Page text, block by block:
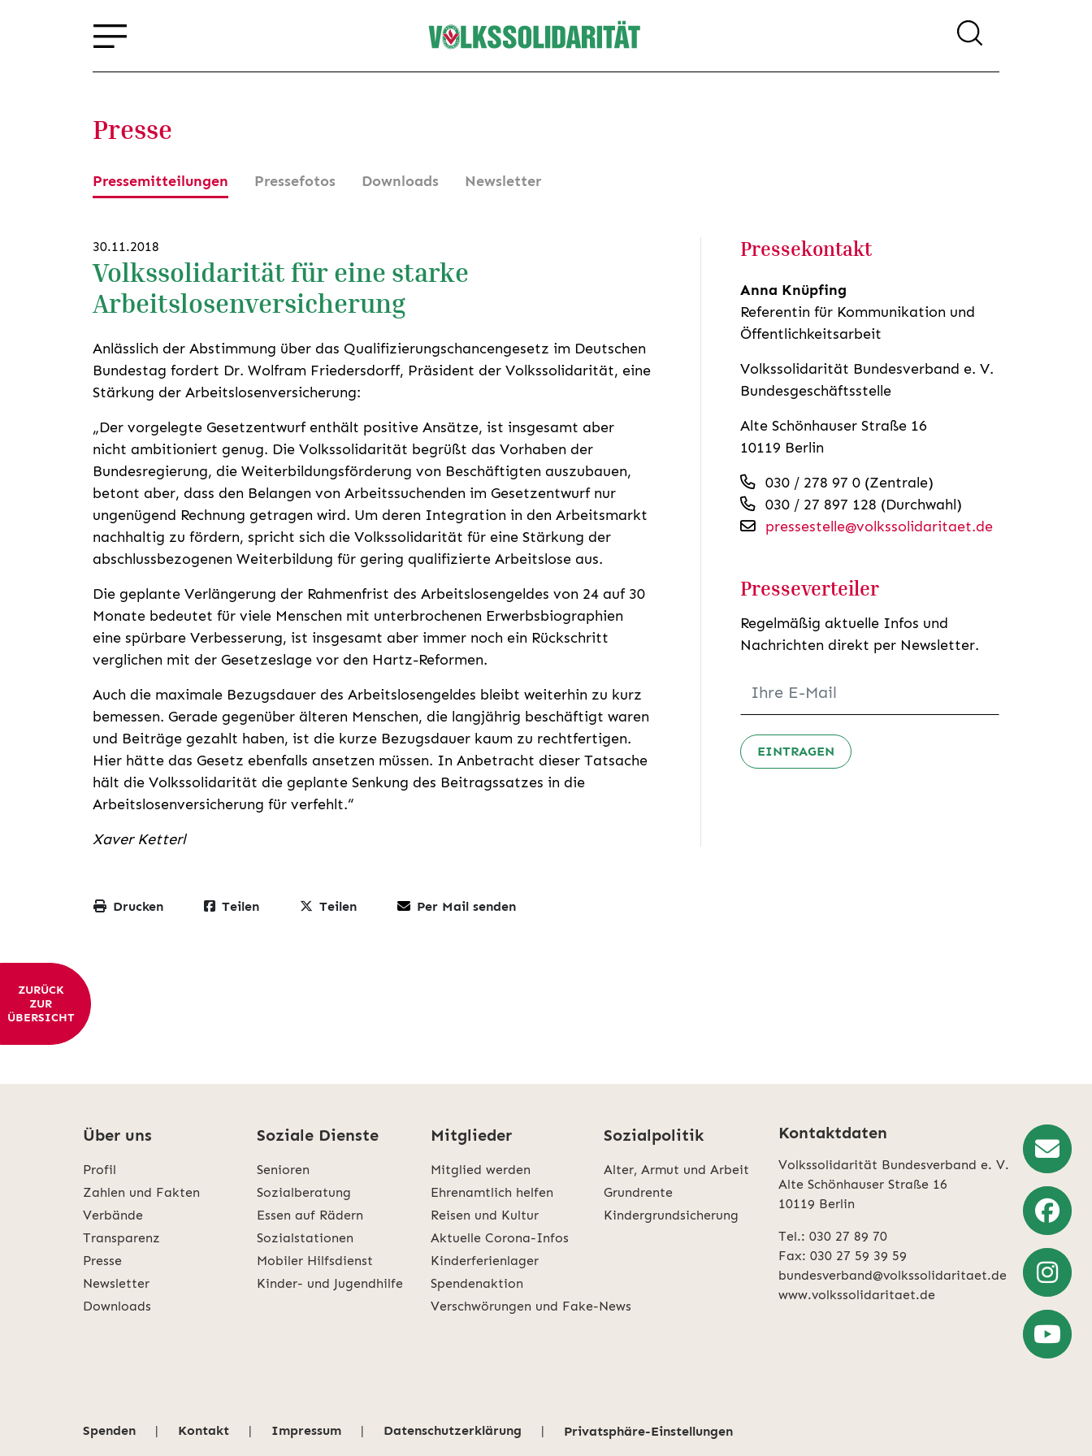
Presse
Pressemitteilungen Pressefotos Downloads Newsletter
30.11.2018
Volkssolidarität für eine starke
Arbeitslosenversicherung
Anlässlich der Abstimmung über das Qualifizierungschancengesetz im Deutschen
Bundestag fordert Dr. Wolfram Friedersdorff, Präsident der Volkssolidarität, eine
Stärkung der Arbeitslosenversicherung:
„Der vorgelegte Gesetzentwurf enthält positive Ansätze, ist insgesamt aber
nicht ambitioniert genug. Die Volkssolidarität begrüßt das Vorhaben der
Bundesregierung, die Weiterbildungsförderung von Beschäftigten auszubauen,
betont aber, dass den Belangen von Arbeitssuchenden im Gesetzentwurf nur
ungenügend Rechnung getragen wird. Um deren Integration in den Arbeitsmarkt
nachhaltig zu fördern, spricht sich die Volkssolidarität für eine Stärkung der
abschlussbezogenen Weiterbildung für gering qualifizierte Arbeitslose aus.
Die geplante Verlängerung der Rahmenfrist des Arbeitslosengeldes von 24 auf 30
Monate bedeutet für viele Menschen mit unterbrochenen Erwerbsbiographien
eine spürbare Verbesserung, ist insgesamt aber immer noch ein Rückschritt
verglichen mit der Gesetzeslage vor den Hartz-Reformen.
Auch die maximale Bezugsdauer des Arbeitslosengeldes bleibt weiterhin zu kurz
bemessen. Gerade gegenüber älteren Menschen, die langjährig beschäftigt waren
und Beiträge gezahlt haben, ist die kurze Bezugsdauer kaum zu rechtfertigen.
Hier hätte das Gesetz ebenfalls ansetzen müssen. In Anbetracht dieser Tatsache
hält die Volkssolidarität die geplante Senkung des Beitragssatzes in die
Arbeitslosenversicherung für verfehlt.“
Xaver Ketterl
Drucken Teilen Teilen Per Mail senden
Pressekontakt
Anna Knüpfing
Referentin für Kommunikation und
Öffentlichkeitsarbeit
Volkssolidarität Bundesverband e. V.
Bundesgeschäftsstelle
Alte Schönhauser Straße 16
10119 Berlin
030 / 278 97 0 (Zentrale)
030 / 27 897 128 (Durchwahl)
pressestelle@volkssolidaritaet.de
Presseverteiler
Regelmäßig aktuelle Infos und
Nachrichten direkt per Newsletter.
EINTRAGEN
ZURÜCK
ZUR
ÜBERSICHT
Über uns
Profil
Zahlen und Fakten
Verbände
Transparenz
Presse
Newsletter
Downloads
Soziale Dienste
Senioren
Sozialberatung
Essen auf Rädern
Sozialstationen
Mobiler Hilfsdienst
Kinder- und Jugendhilfe
Mitglieder
Mitglied werden
Ehrenamtlich helfen
Reisen und Kultur
Aktuelle Corona-Infos
Kinderferienlager
Spendenaktion
Verschwörungen und Fake-News
Sozialpolitik
Alter, Armut und Arbeit
Grundrente
Kindergrundsicherung
Kontaktdaten
Volkssolidarität Bundesverband e. V.
Alte Schönhauser Straße 16
10119 Berlin
Tel.: 030 27 89 70
Fax: 030 27 59 39 59
bundesverband@volkssolidaritaet.de
www.volkssolidaritaet.de
Spenden | Kontakt | Impressum | Datenschutzerklärung | Privatsphäre-Einstellungen
Weiter
zu
Facebook
Weiter
zu